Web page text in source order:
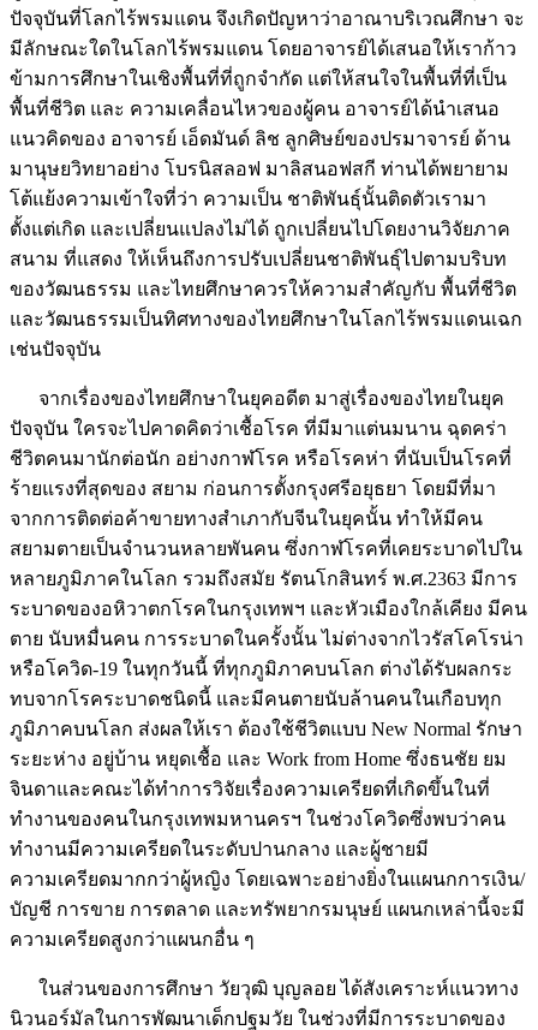
ปัจจุบันที่โลกไร้พรมแดน จึงเกิดปัญหาว่าอาณาบริเวณศึกษา จะ
มีลักษณะใดในโลกไร้พรมแดน โดยอาจารย์ได้เสนอให้เราก้าว
ข้ามการศึกษาในเชิงพื้นที่ที่ถูกจำกัด แต่ให้สนใจในพื้นที่ที่เป็น
พื้นที่ชีวิต และ ความเคลื่อนไหวของผู้คน อาจารย์ได้นำเสนอ
แนวคิดของ อาจารย์ เอ็ดมันด์ ลิช ลูกศิษย์ของปรมาจารย์ ด้าน
มานุษยวิทยาอย่าง โบรนิสลอฟ มาลิสนอฟสกี ท่านได้พยายาม
โต้แย้งความเข้าใจที่ว่า ความเป็น ชาติพันธุ์นั้นติดตัวเรามา
ตั้งแต่เกิด และเปลี่ยนแปลงไม่ได้ ถูกเปลี่ยนไปโดยงานวิจัยภาค
สนาม ที่แสดง ให้เห็นถึงการปรับเปลี่ยนชาติพันธุ์ไปตามบริบท
ของวัฒนธรรม และไทยศึกษาควรให้ความสำคัญกับ พื้นที่ชีวิต
และวัฒนธรรมเป็นทิศทางของไทยศึกษาในโลกไร้พรมแดนเฉก
เช่นปัจจุบัน
จากเรื่องของไทยศึกษาในยุคอดีต มาสู่เรื่องของไทยในยุค
ปัจจุบัน ใครจะไปคาดคิดว่าเชื้อโรค ที่มีมาแต่นมนาน ฉุดคร่า
ชีวิตคนมานักต่อนัก อย่างกาฬโรค หรือโรคห่า ที่นับเป็นโรคที่
ร้ายแรงที่สุดของ สยาม ก่อนการตั้งกรุงศรีอยุธยา โดยมีที่มา
จากการติดต่อค้าขายทางสำเภากับจีนในยุคนั้น ทำให้มีคน
สยามตายเป็นจำนวนหลายพันคน ซึ่งกาฬโรคที่เคยระบาดไปใน
หลายภูมิภาคในโลก รวมถึงสมัย รัตนโกสินทร์ พ.ศ.2363 มีการ
ระบาดของอหิวาตกโรคในกรุงเทพฯ และหัวเมืองใกล้เคียง มีคน
ตาย นับหมื่นคน การระบาดในครั้งนั้น ไม่ต่างจากไวรัสโคโรน่า
หรือโควิด-19 ในทุกวันนี้ ที่ทุกภูมิภาคบนโลก ต่างได้รับผลกระ
ทบจากโรคระบาดชนิดนี้ และมีคนตายนับล้านคนในเกือบทุก
ภูมิภาคบนโลก ส่งผลให้เรา ต้องใช้ชีวิตแบบ New Normal รักษา
ระยะห่าง อยู่บ้าน หยุดเชื้อ และ Work from Home ซึ่งธนชัย ยม
จินดาและคณะได้ทำการวิจัยเรื่องความเครียดที่เกิดขึ้นในที่
ทำงานของคนในกรุงเทพมหานครฯ ในช่วงโควิดซึ่งพบว่าคน
ทำงานมีความเครียดในระดับปานกลาง และผู้ชายมี
ความเครียดมากกว่าผู้หญิง โดยเฉพาะอย่างยิ่งในแผนกการเงิน/
บัญชี การขาย การตลาด และทรัพยากรมนุษย์ แผนกเหล่านี้จะมี
ความเครียดสูงกว่าแผนกอื่น ๆ
ในส่วนของการศึกษา วัยวุฒิ บุญลอย ได้สังเคราะห์แนวทาง
นิวนอร์มัลในการพัฒนาเด็กปฐมวัย ในช่วงที่มีการระบาดของ